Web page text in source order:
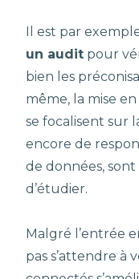
Il est par
un audit pour
bien les
même, la mise
se focalisent sur
encore de
de données,
d’étudier.
Malgré l’entrée
pas s’attendre à